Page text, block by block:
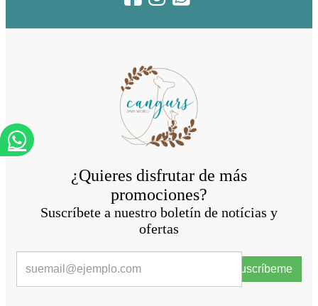
¿Quieres disfrutar de más
promociones?
Suscríbete a nuestro boletín de notícias y
ofertas
Suscríbeme